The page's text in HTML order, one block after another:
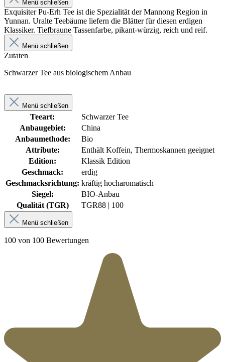
Menü schließen
Exquisiter Pu-Erh Tee ist die Spezialität der Mannong Region in
Yunnan. Uralte Teebäume liefern die Blätter für diesen erdigen
Klassiker. Tiefbraune Tassenfarbe, pikant-würzig, reich und reif.
Menü schließen
Zutaten
Schwarzer Tee aus biologischem Anbau
Menü schließen
Teeart:
Schwarzer Tee
Anbaugebiet:
China
Anbaumethode:
Bio
Attribute:
Enthält Koffein, Thermoskannen geeignet
Edition:
Klassik Edition
Geschmack:
erdig
Geschmacksrichtung: kräftig hocharomatisch
Siegel:
BIO-Anbau
Qualität (TGR)
TGR88 | 100
Menü schließen
100 von 100 Bewertungen